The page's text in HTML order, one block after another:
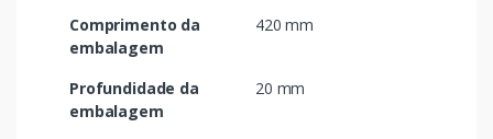
Comprimento da
embalagem
420 mm
Profundidade da
embalagem
20 mm